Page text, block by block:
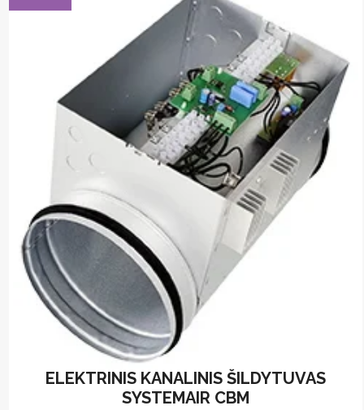
ELEKTRINIS KANALINIS ŠILDYTUVAS
SYSTEMAIR CBM